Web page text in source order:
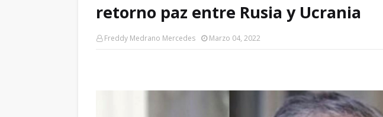
retorno paz entre Rusia y Ucrania
Freddy Medrano Mercedes Marzo 04, 2022